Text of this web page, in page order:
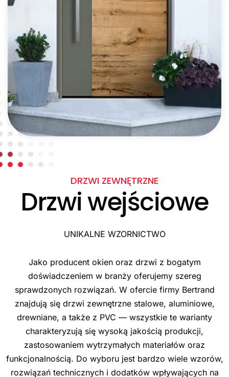
DRZWI ZEWNĘTRZNE
Drzwi wejściowe
UNIKALNE WZORNICTWO
Jako producent okien oraz drzwi z bogatym
doświadczeniem w branży oferujemy szereg
sprawdzonych rozwiązań. W ofercie firmy Bertrand
znajdują się drzwi zewnętrzne stalowe, aluminiowe,
drewniane, a także z PVC — wszystkie te warianty
charakteryzują się wysoką jakością produkcji,
zastosowaniem wytrzymałych materiałów oraz
funkcjonalnością. Do wyboru jest bardzo wiele wzorów,
rozwiązań technicznych i dodatków wpływających na